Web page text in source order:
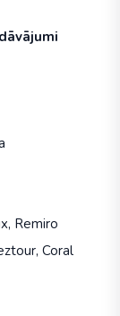
, Remiro
, Coral